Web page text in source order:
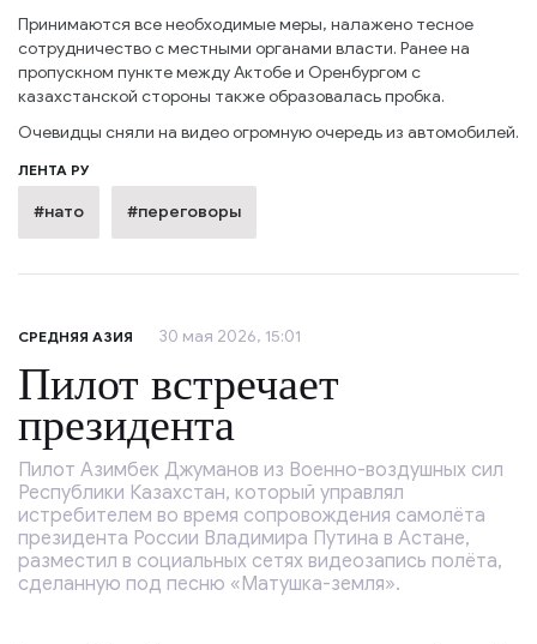
Принимаются все необходимые меры, налажено тесное
сотрудничество с местными органами власти. Ранее на
пропускном пункте между Актобе и Оренбургом с
казахстанской стороны также образовалась пробка.
Очевидцы сняли на видео огромную очередь из автомобилей.
ЛЕНТА РУ
#нато #переговоры
СРЕДНЯЯ АЗИЯ 30 мая 2026, 15:01
Пилот встречает
президента
Пилот Азимбек Джуманов из Военно-воздушных сил
Республики Казахстан, который управлял
истребителем во время сопровождения самолёта
президента России Владимира Путина в Астане,
разместил в социальных сетях видеозапись полёта,
сделанную под песню «Матушка-земля».